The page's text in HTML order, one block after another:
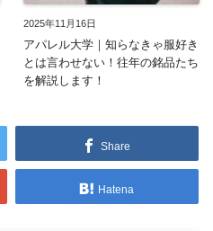
2025年11月16日
アパレル大学｜知らなきゃ服好き
とは言わせない！往年の銘品たち
を解説します！
Share
Hatena